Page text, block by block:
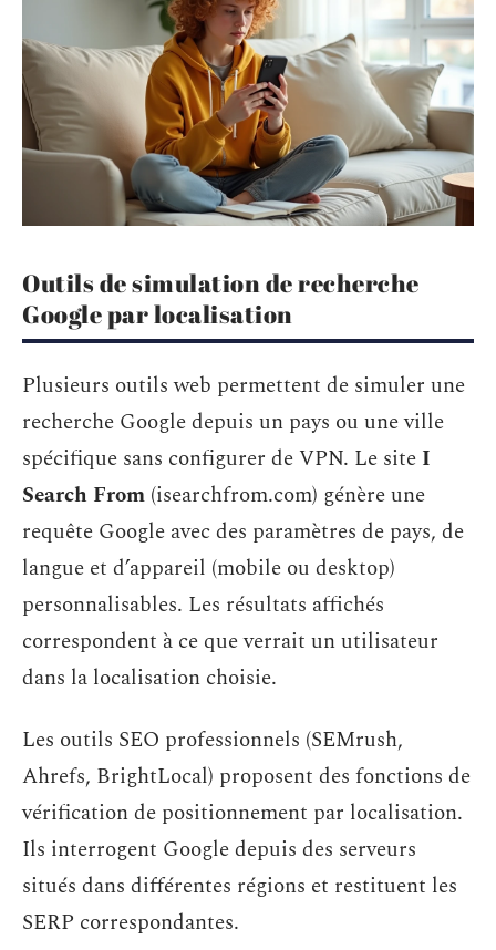
Outils de simulation de recherche
Google par localisation
Plusieurs outils web permettent de simuler une
recherche Google depuis un pays ou une ville
spécifique sans configurer de VPN. Le site I
Search From (isearchfrom.com) génère une
requête Google avec des paramètres de pays, de
langue et d’appareil (mobile ou desktop)
personnalisables. Les résultats affichés
correspondent à ce que verrait un utilisateur
dans la localisation choisie.
Les outils SEO professionnels (SEMrush,
Ahrefs, BrightLocal) proposent des fonctions de
vérification de positionnement par localisation.
Ils interrogent Google depuis des serveurs
situés dans différentes régions et restituent les
SERP correspondantes.